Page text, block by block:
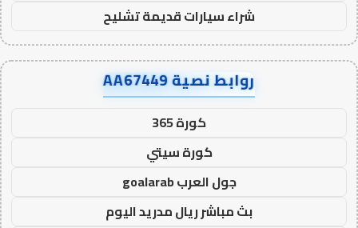
شراء سيارات قديمة تشليح
روابط نصية AA67449
كورة 365
كورة سيتي
جول العرب goalarab
بث مباشر ريال مدريد اليوم